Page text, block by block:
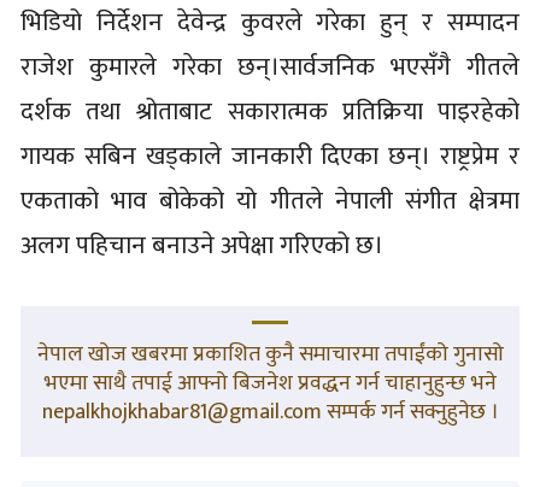
भिडियो निर्देशन देवेन्द्र कुवरले गरेका हुन् र सम्पादन
राजेश कुमारले गरेका छन्।सार्वजनिक भएसँगै गीतले
दर्शक तथा श्रोताबाट सकारात्मक प्रतिक्रिया पाइरहेको
गायक सबिन खड्काले जानकारी दिएका छन्। राष्ट्रप्रेम र
एकताको भाव बोकेको यो गीतले नेपाली संगीत क्षेत्रमा
अलग पहिचान बनाउने अपेक्षा गरिएको छ।
नेपाल खोज खबरमा प्रकाशित कुनै समाचारमा तपाईंको गुनासो
भएमा साथै तपाई आफ्नो बिजनेश प्रवद्धन गर्न चाहानुहुन्छ भने
nepalkhojkhabar81@gmail.com सम्पर्क गर्न सक्नुहुनेछ ।